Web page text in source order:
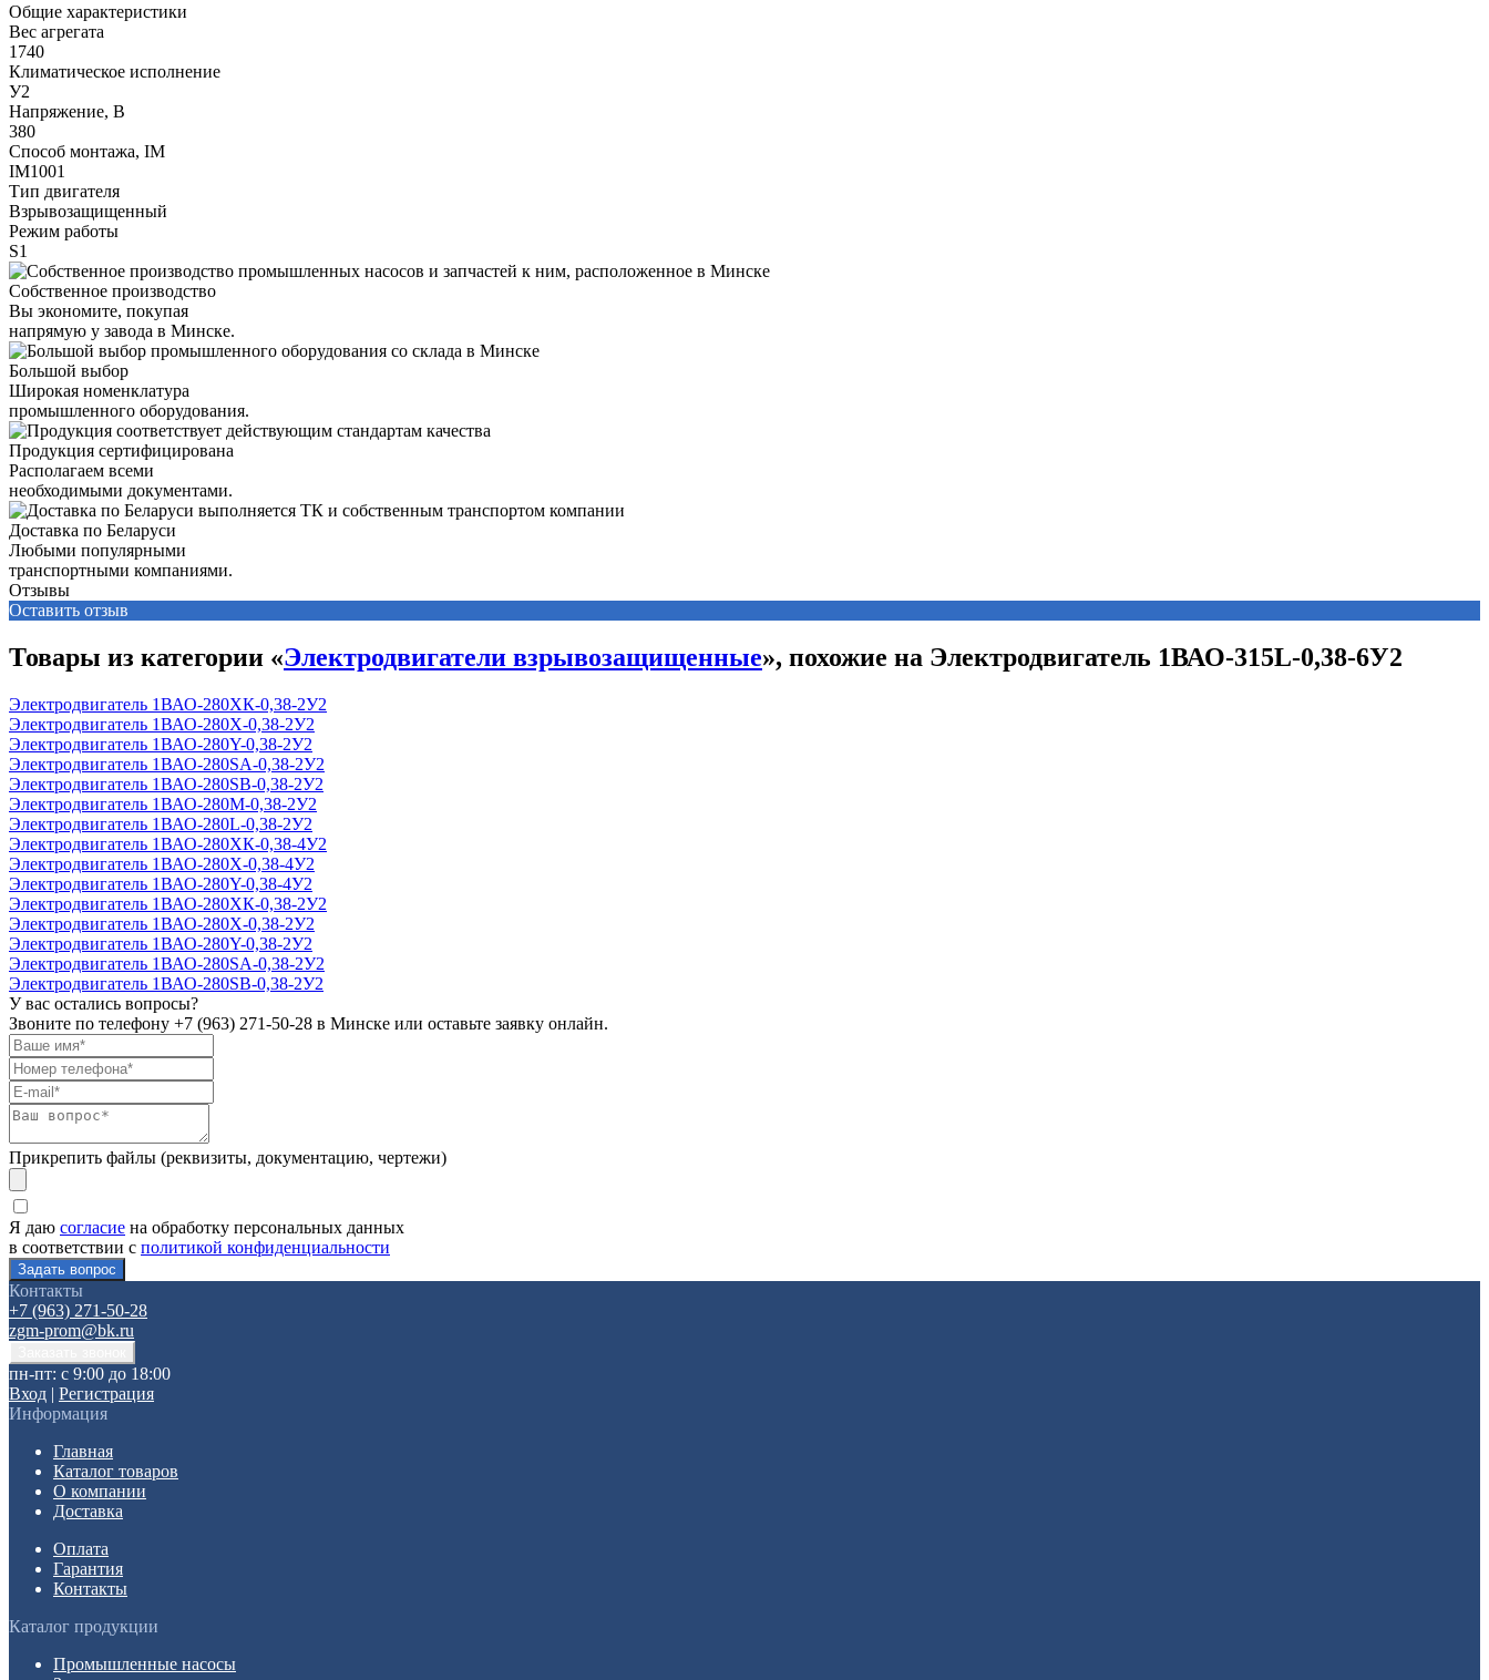
Общие характеристики
Вес агрегата
1740
Климатическое исполнение
У2
Напряжение, В
380
Способ монтажа, IM
IM1001
Тип двигателя
Взрывозащищенный
Режим работы
S1
Собственное производство
Вы экономите, покупая
напрямую у завода в Минске.
Большой выбор
Широкая номенклатура
промышленного оборудования.
Продукция сертифицирована
Располагаем всеми
необходимыми документами.
Доставка по Беларуси
Любыми популярными
транспортными компаниями.
Отзывы
Оставить отзыв
Товары из категории «Электродвигатели взрывозащищенные», похожие на Электродвигатель 1ВАО-315L-0,38-6У2
Электродвигатель 1ВАО-280ХК-0,38-2У2
Электродвигатель 1ВАО-280Х-0,38-2У2
Электродвигатель 1ВАО-280Y-0,38-2У2
Электродвигатель 1ВАО-280SА-0,38-2У2
Электродвигатель 1ВАО-280SВ-0,38-2У2
Электродвигатель 1ВАО-280М-0,38-2У2
Электродвигатель 1ВАО-280L-0,38-2У2
Электродвигатель 1ВАО-280ХК-0,38-4У2
Электродвигатель 1ВАО-280Х-0,38-4У2
Электродвигатель 1ВАО-280Y-0,38-4У2
Электродвигатель 1ВАО-280ХК-0,38-2У2
Электродвигатель 1ВАО-280Х-0,38-2У2
Электродвигатель 1ВАО-280Y-0,38-2У2
Электродвигатель 1ВАО-280SА-0,38-2У2
Электродвигатель 1ВАО-280SВ-0,38-2У2
У вас остались вопросы?
Звоните по телефону +7 (963) 271-50-28 в Минске или оставьте заявку онлайн.
Прикрепить файлы (реквизиты, документацию, чертежи)
Я даю согласие на обработку персональных данных
в соответствии с политикой конфиденциальности
Контакты
+7 (963) 271-50-28
zgm-prom@bk.ru
пн-пт: с 9:00 до 18:00
Вход | Регистрация
Информация
Главная
Каталог товаров
О компании
Доставка
Оплата
Гарантия
Контакты
Каталог продукции
Промышленные насосы